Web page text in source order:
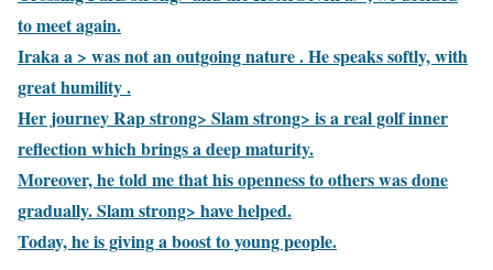
to meet again.
Iraka a > was not an outgoing nature . He speaks softly, with
great humility .
Her journeyRap strong> Slam strong> is a real golf inner
reflection which brings a deep maturity.
Moreover, he told me that his openness to others was done
gradually.Slam strong> have helped.
Today, he is giving a boost to young people.